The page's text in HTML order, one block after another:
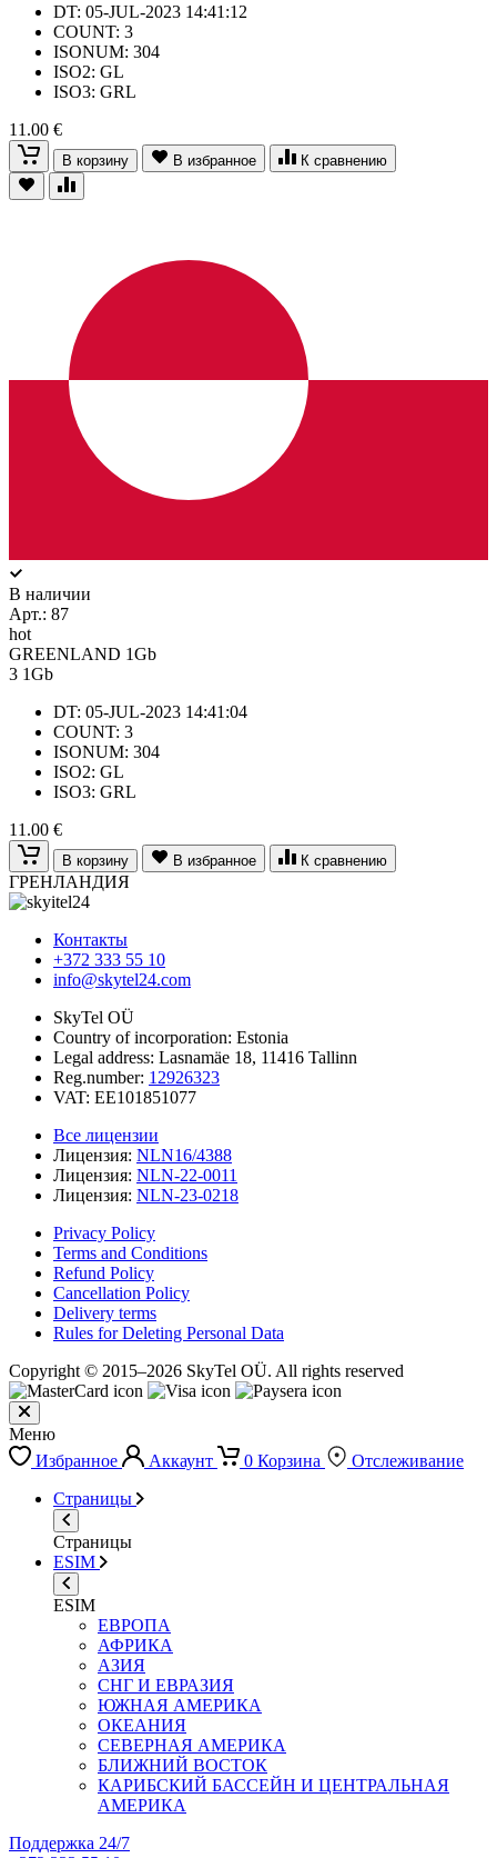
DT: 05-JUL-2023 14:41:12
COUNT: 3
ISONUM: 304
ISO2: GL
ISO3: GRL
11.00 €
В корзину В избранное К сравнению
В наличии
Арт.: 87
hot
GREENLAND 1Gb
3 1Gb
DT: 05-JUL-2023 14:41:04
COUNT: 3
ISONUM: 304
ISO2: GL
ISO3: GRL
11.00 €
В корзину В избранное К сравнению
ГРЕНЛАНДИЯ
Контакты
+372 333 55 10
info@skytel24.com
SkyTel OÜ
Country of incorporation: Estonia
Legal address: Lasnamäe 18, 11416 Tallinn
Reg.number: 12926323
VAT: EE101851077
Все лицензии
Лицензия: NLN16/4388
Лицензия: NLN-22-0011
Лицензия: NLN-23-0218
Privacy Policy
Terms and Conditions
Refund Policy
Cancellation Policy
Delivery terms
Rules for Deleting Personal Data
Copyright © 2015–2026 SkyTel OÜ. All rights reserved
Меню
Избранное
Аккаунт 0 Корзина
Отслеживание
Страницы
Страницы
ESIM
ESIM
ЕВРОПА
АФРИКА
АЗИЯ
СНГ И ЕВРАЗИЯ
ЮЖНАЯ АМЕРИКА
ОКЕАНИЯ
СЕВЕРНАЯ АМЕРИКА
БЛИЖНИЙ ВОСТОК
КАРИБСКИЙ БАССЕЙН И ЦЕНТРАЛЬНАЯ
АМЕРИКА
Поддержка 24/7